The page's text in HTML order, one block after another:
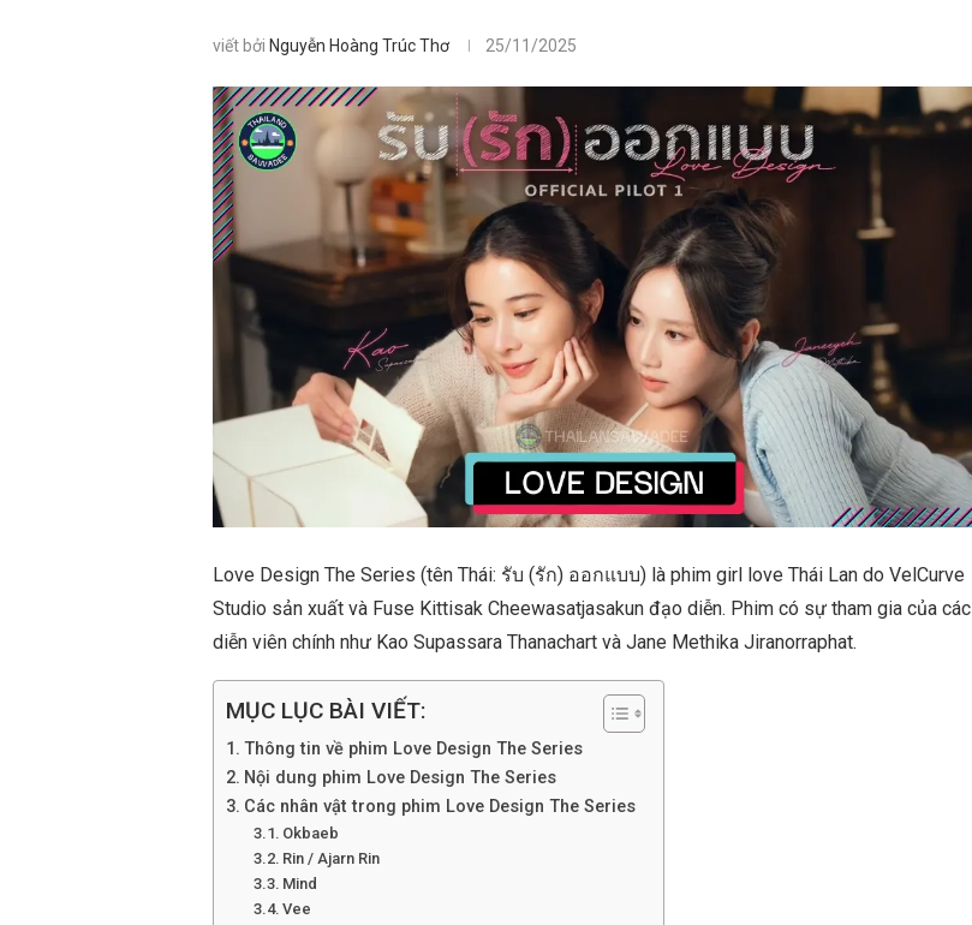
viết bởi Nguyễn Hoàng Trúc Thơ 25/11/2025
Love Design The Series (tên Thái: รับ (รัก) ออกแบบ) là phim girl love Thái Lan do VelCurve
Studio sản xuất và Fuse Kittisak Cheewasatjasakun đạo diễn. Phim có sự tham gia của các
diễn viên chính như Kao Supassara Thanachart và Jane Methika Jiranorraphat.
MỤC LỤC BÀI VIẾT:
Thông tin về phim Love Design The Series
Nội dung phim Love Design The Series
Các nhân vật trong phim Love Design The Series
Okbaeb
Rin / Ajarn Rin
Mind
Vee